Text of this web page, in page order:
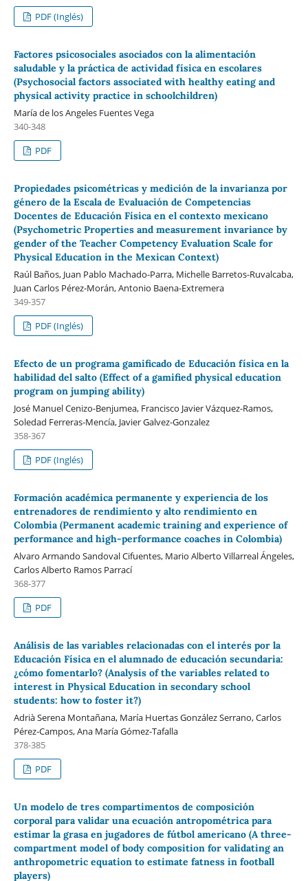
PDF (Inglés)
Factores psicosociales asociados con la alimentación
saludable y la práctica de actividad física en escolares
(Psychosocial factors associated with healthy eating and
physical activity practice in schoolchildren)
María de los Angeles Fuentes Vega
340-348
PDF
Propiedades psicométricas y medición de la invarianza por
género de la Escala de Evaluación de Competencias
Docentes de Educación Física en el contexto mexicano
(Psychometric Properties and measurement invariance by
gender of the Teacher Competency Evaluation Scale for
Physical Education in the Mexican Context)
Raúl Baños, Juan Pablo Machado-Parra, Michelle Barretos-Ruvalcaba,
Juan Carlos Pérez-Morán, Antonio Baena-Extremera
349-357
PDF (Inglés)
Efecto de un programa gamificado de Educación física en la
habilidad del salto (Effect of a gamified physical education
program on jumping ability)
José Manuel Cenizo-Benjumea, Francisco Javier Vázquez-Ramos,
Soledad Ferreras-Mencía, Javier Galvez-Gonzalez
358-367
PDF (Inglés)
Formación académica permanente y experiencia de los
entrenadores de rendimiento y alto rendimiento en
Colombia (Permanent academic training and experience of
performance and high-performance coaches in Colombia)
Alvaro Armando Sandoval Cifuentes, Mario Alberto Villarreal Ángeles,
Carlos Alberto Ramos Parrací
368-377
PDF
Análisis de las variables relacionadas con el interés por la
Educación Física en el alumnado de educación secundaria:
¿cómo fomentarlo? (Analysis of the variables related to
interest in Physical Education in secondary school
students: how to foster it?)
Adrià Serena Montañana, María Huertas González Serrano, Carlos
Pérez-Campos, Ana María Gómez-Tafalla
378-385
PDF
Un modelo de tres compartimentos de composición
corporal para validar una ecuación antropométrica para
estimar la grasa en jugadores de fútbol americano (A three-
compartment model of body composition for validating an
anthropometric equation to estimate fatness in football
players)